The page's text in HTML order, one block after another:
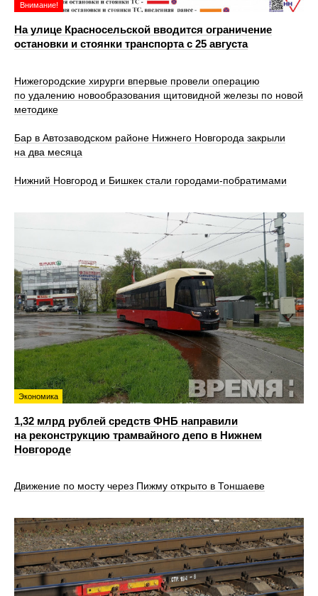
Внимание!
На улице Красносельской вводится ограничение
остановки и стоянки транспорта с 25 августа
Нижегородские хирурги впервые провели операцию
по удалению новообразования щитовидной железы по новой
методике
Бар в Автозаводском районе Нижнего Новгорода закрыли
на два месяца
Нижний Новгород и Бишкек стали городами-побратимами
Экономика
1,32 млрд рублей средств ФНБ направили
на реконструкцию трамвайного депо в Нижнем
Новгороде
Движение по мосту через Пижму открыто в Тоншаеве